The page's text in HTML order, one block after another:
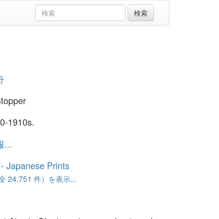
1910s.
...
Japanese Prints
24,751 件）を表示...